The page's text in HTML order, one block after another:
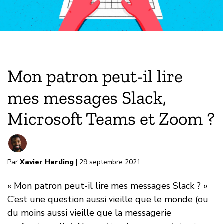
Mon patron peut-il lire
mes messages Slack,
Microsoft Teams et Zoom ?
Par Xavier Harding | 29 septembre 2021
« Mon patron peut-il lire mes messages Slack ? »
C’est une question aussi vieille que le monde (ou
du moins aussi vieille que la messagerie